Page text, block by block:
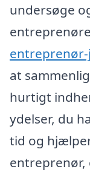
undersøge
at
hurtigt
ydelser, du
tid og
entreprenør,